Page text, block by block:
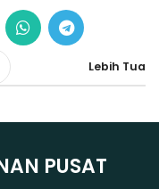
Lebih Tua
PUSAT